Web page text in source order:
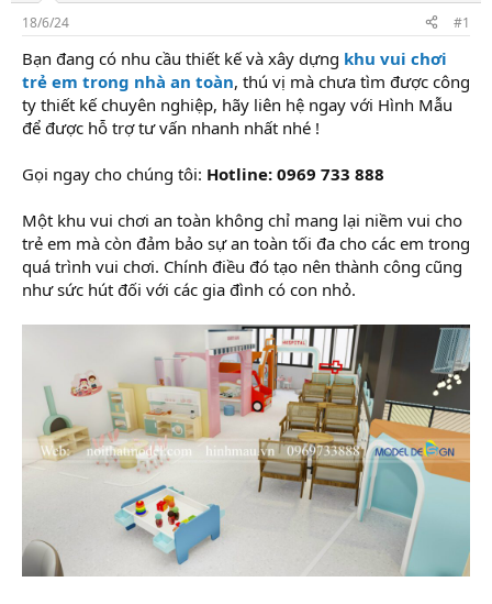
s
t
a
t
e
r
18/6/24 #1
Bạn đang có nhu cầu thiết kế và xây dựng khu vui chơi
trẻ em trong nhà an toàn, thú vị mà chưa tìm được công
ty thiết kế chuyên nghiệp, hãy liên hệ ngay với Hình Mẫu
để được hỗ trợ tư vấn nhanh nhất nhé !
Gọi ngay cho chúng tôi: Hotline: 0969 733 888
Một khu vui chơi an toàn không chỉ mang lại niềm vui cho
trẻ em mà còn đảm bảo sự an toàn tối đa cho các em trong
quá trình vui chơi. Chính điều đó tạo nên thành công cũng
như sức hút đối với các gia đình có con nhỏ.